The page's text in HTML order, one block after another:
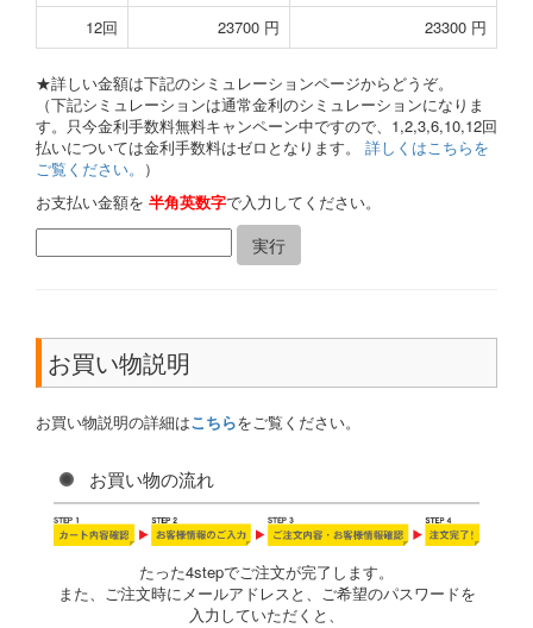
12回
23700 円 23300 円
★詳しい金額は下記のシミュレーションページからどうぞ。
（下記シミュレーションは通常金利のシミュレーションになりま
す。只今金利手数料無料キャンペーン中ですので、1,2,3,6,10,12回
払いについては金利手数料はゼロとなります。 詳しくはこちらを
ご覧ください。 ）
お支払い金額を 半角英数字で入力してください。
お買い物説明
お買い物説明の詳細はこちらをご覧ください。
お買い物の流れ
たった4stepでご注文が完了します。
また、ご注文時にメールアドレスと、ご希望のパスワードを
入力していただくと、